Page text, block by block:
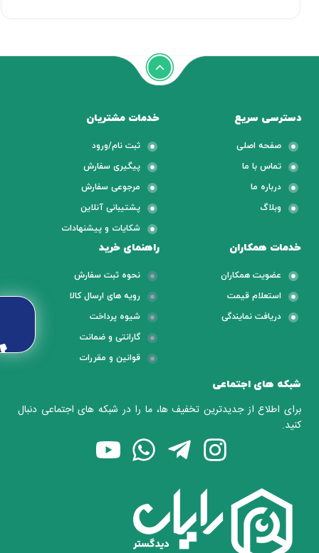
دسترسی سریع خدمات مشتریان
خدمات همکاران راهنمای خرید
شبکه های اجتماعی
صفحه اصلی
تماس با ما
درباره ما
وبلاگ
ثبت نام/ورود
پیگیری سفارش
مرجوعی سفارش
پشتیبانی آنلاین
شکایات و پیشنهادات
عضویت همکاران
استعلام قیمت
دریافت نمایندگی
نحوه ثبت سفارش
رویه های ارسال کالا
شیوه پرداخت
گارانتی و ضمانت
قوانین و مقررات
برای اطلاع از جدیدترین تخفیف ها، ما را در شبکه های اجتماعی دنبال
کنید.